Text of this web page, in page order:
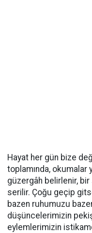
Hayat her gün bize
toplamında, okumalar
güzergâh belirlenir,
serilir. Çoğu geçip
bazen ruhumuzu
düşüncelerimizin
eylemlerimizin